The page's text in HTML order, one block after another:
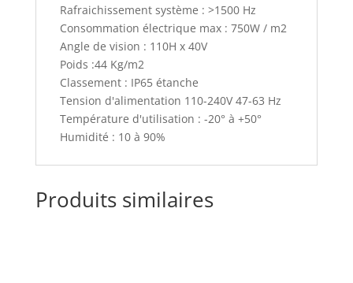
Rafraichissement système : >1500 Hz
Consommation électrique max : 750W / m2
Angle de vision : 110H x 40V
Poids :44 Kg/m2
Classement : IP65 étanche
Tension d'alimentation 110-240V 47-63 Hz
Température d'utilisation : -20° à +50°
Humidité : 10 à 90%
Produits similaires